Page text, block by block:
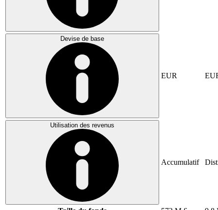
Devise de base
EUR
Utilisation des revenus
Accumulatif